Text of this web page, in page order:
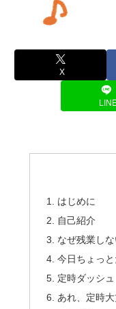
X
はじめに
自己紹介
なぜ残業し
今日ちょっ
定時ダッシュ
あれ、定時